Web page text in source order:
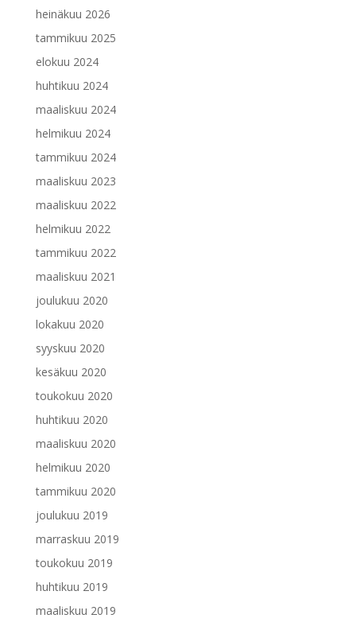
heinäkuu 2026
tammikuu 2025
elokuu 2024
huhtikuu 2024
maaliskuu 2024
helmikuu 2024
tammikuu 2024
maaliskuu 2023
maaliskuu 2022
helmikuu 2022
tammikuu 2022
maaliskuu 2021
joulukuu 2020
lokakuu 2020
syyskuu 2020
kesäkuu 2020
toukokuu 2020
huhtikuu 2020
maaliskuu 2020
helmikuu 2020
tammikuu 2020
joulukuu 2019
marraskuu 2019
toukokuu 2019
huhtikuu 2019
maaliskuu 2019